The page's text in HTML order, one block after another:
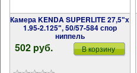
Камера KENDA SUPERLITE 27,5ʺх
1.95-2.125ʺ, 50/57-584 спор
ниппель
502 pуб. В корзину